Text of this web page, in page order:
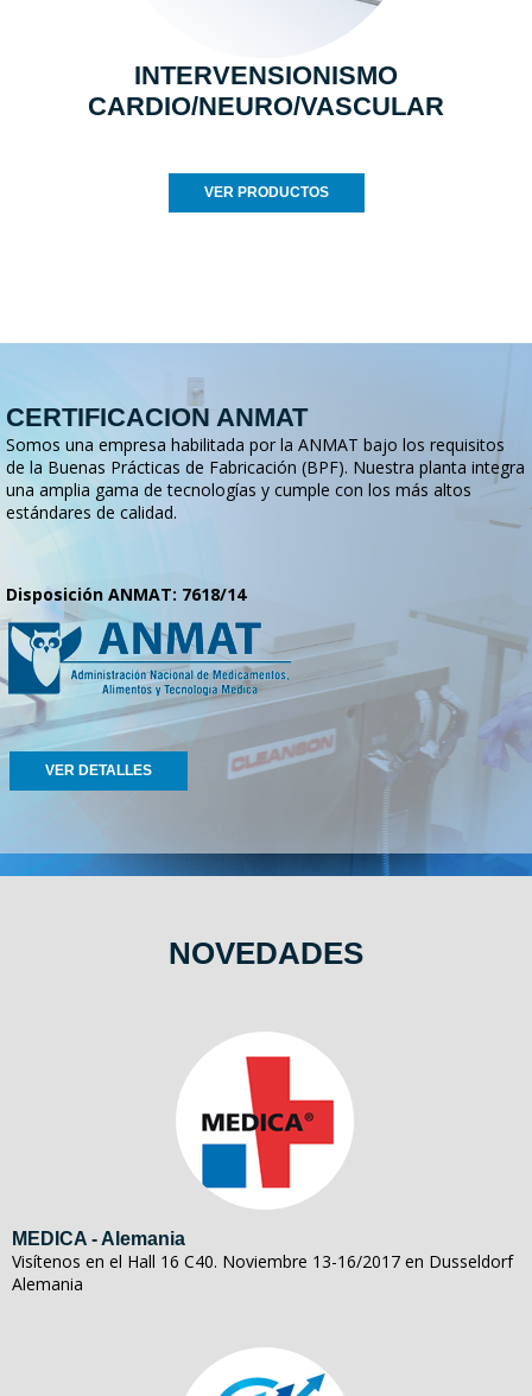
INTERVENSIONISMO
CARDIO/NEURO/VASCULAR
VER PRODUCTOS
CERTIFICACION ANMAT
Somos una empresa habilitada por la ANMAT bajo los requisitos
de la Buenas Prácticas de Fabricación (BPF). Nuestra planta integra
una amplia gama de tecnologías y cumple con los más altos
estándares de calidad.
Disposición ANMAT: 7618/14
VER DETALLES
NOVEDADES
MEDICA - Alemania
Visítenos en el Hall 16 C40. Noviembre 13-16/2017 en Dusseldorf
Alemania